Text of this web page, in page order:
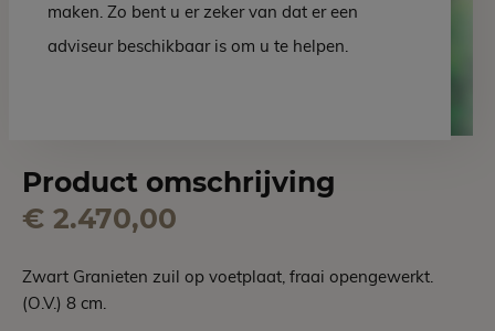
Product omschrijving
€ 2.470,00
Zwart Granieten zuil op voetplaat, fraai opengewerkt.
(O.V.) 8 cm.
maken. Zo bent u er zeker van dat er een
adviseur beschikbaar is om u te helpen.